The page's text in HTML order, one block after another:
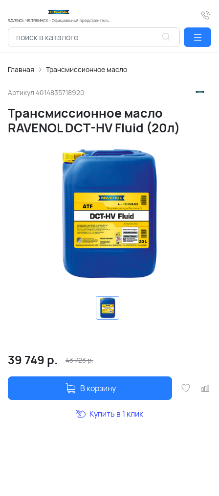
RAVENOL ЧЕЛЯБИНСК - Официальный представитель.
Главная Трансмиссионное масло
Артикул 4014835718920
Трансмиссионное масло
RAVENOL DCT-HV Fluid (20л)
39 749 р. 43 723р.
В корзину
Купить в 1 клик